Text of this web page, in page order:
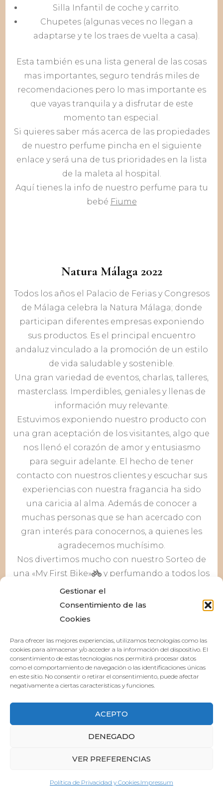
Gestionar el
Consentimiento de las
Cookies
Para ofrecer las mejores experiencias, utilizamos tecnologías como las
cookies para almacenar y/o acceder a la información del dispositivo. El
consentimiento de estas tecnologías nos permitirá procesar datos
como el comportamiento de navegación o las identificaciones únicas
en este sitio. No consentir o retirar el consentimiento, puede afectar
negativamente a ciertas características y funciones.
ACEPTO
DENEGADO
VER PREFERENCIAS
Política de Privacidad y Cookies.Impressum
Silla Infantil de coche y carrito.
Chupetes (algunas veces no llegan a
adaptarse y te los traes de vuelta a casa).
Esta también es una lista general de las cosas
mas importantes, seguro tendrás miles de
recomendaciones pero lo mas importante es
que vayas tranquila y a disfrutar de este
momento tan especial.
Si quieres saber más acerca de las propiedades
de nuestro perfume pincha en el siguiente
enlace y será una de tus prioridades en la lista
de la maleta al hospital.
Aquí tienes la info de nuestro perfume para tu
bebé Fiume
Natura Málaga 2022
Todos los años el Palacio de Ferias y Congresos
de Málaga celebra la Natura Málaga; donde
participan diferentes empresas exponiendo
sus productos. Es el principal encuentro
andaluz vinculado a la promoción de un estilo
de vida saludable y sostenible.
Una gran variedad de eventos, charlas, talleres,
masterclass. Imperdibles, geniales y llenas de
información muy relevante.
Estuvimos exponiendo nuestro producto con
una gran aceptación de los visitantes, algo que
nos llenó el corazón de amor y entusiasmo
para seguir adelante. El hecho de tener
contacto con nuestros clientes y escuchar sus
experiencias con nuestra fragancia ha sido
una caricia al alma. Además de conocer a
muchas personas que se han acercado con
gran interés para conocernos, a quienes les
agradecemos muchísimo.
Nos divertimos mucho con nuestro Sorteo de
una «My First Bike»
y perfumando a todos los
niños y niñas en nuestro Stand
¡Deseamos volver a participar y encontrarnos
con todos vosotros muy pronto!
@fiumedargento
¡Muchas gracias y hasta la próxima!
Blossom Fashion | Desarrollado por
Política de Privacidad y Cookies.